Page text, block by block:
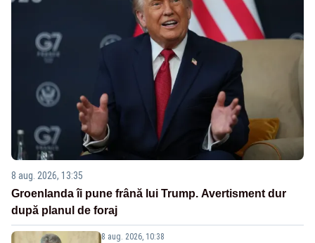
8 aug. 2026, 13:35
Groenlanda îi pune frână lui Trump. Avertisment dur
după planul de foraj
8 aug. 2026, 10:38